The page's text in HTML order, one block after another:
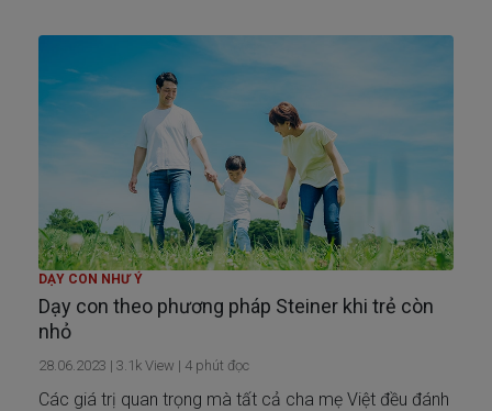
DẠY CON NHƯ Ý
Dạy con theo phương pháp Steiner khi trẻ còn
nhỏ
28.06.2023 | 3.1k View | 4 phút đọc
Các giá trị quan trọng mà tất cả cha mẹ Việt đều đánh